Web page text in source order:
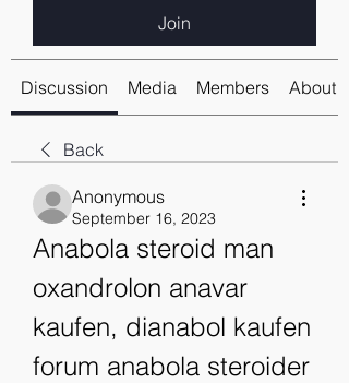
Join
Discussion Media Members About
Back
Anonymous
September 16, 2023
Anabola steroid man
oxandrolon anavar
kaufen, dianabol kaufen
forum anabola steroider